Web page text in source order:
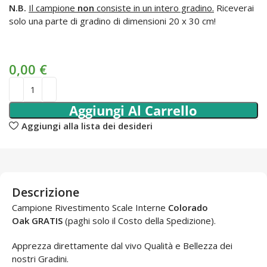
N.B. Il campione non consiste in un intero gradino. Riceverai
solo una parte di gradino di dimensioni 20 x 30 cm!
0,00 €
Aggiungi Al Carrello
Aggiungi alla lista dei desideri
Descrizione
Campione Rivestimento Scale Interne Colorado
Oak GRATIS (paghi solo il Costo della Spedizione).
Apprezza direttamente dal vivo Qualità e Bellezza dei
nostri Gradini.